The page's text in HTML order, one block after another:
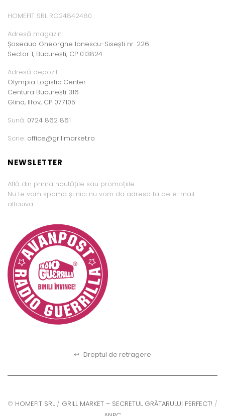
HOMEFIT SRL RO24842480
Adresă magazin:
Șoseaua Gheorghe Ionescu-Sisești nr. 226
Sector 1, București, CP 013824
Adresă depozit:
Olympia Logistic Center
Centura București 316
Glina, Ilfov, CP 077105
Sună: 0724 862 861
Scrie: office@grillmarket.ro
NEWSLETTER
Află din prima noutățile sau promoțiile.
Nu te vom spama și nici nu vom da adresa ta de e-mail
altcuiva.
↩ Dreptul de retragere
© HOMEFIT SRL/ GRILL MARKET – SECRETUL GRĂTARULUI PERFECT! /